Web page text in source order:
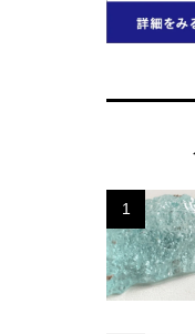
1